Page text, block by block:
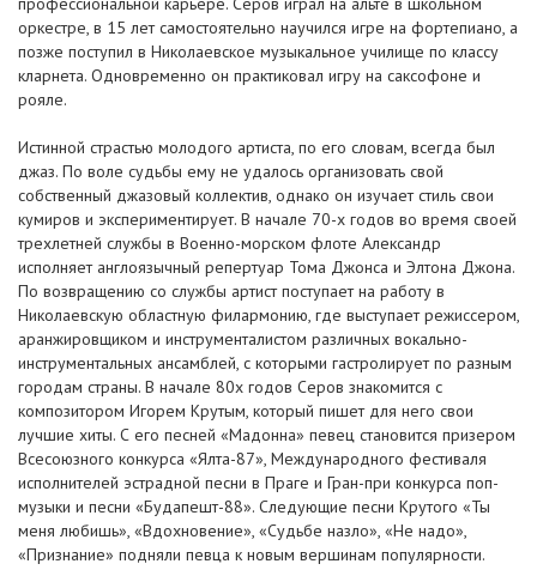
оркестре, в 15 лет самостоятельно научился игре на фортепиано, а
позже поступил в Николаевское музыкальное училище по классу
кларнета. Одновременно он практиковал игру на саксофоне и
рояле.
Истинной страстью молодого артиста, по его словам, всегда был
джаз. По воле судьбы ему не удалось организовать свой
собственный джазовый коллектив, однако он изучает стиль свои
кумиров и экспериментирует. В начале 70-х годов во время своей
трехлетней службы в Военно-морском флоте Александр
исполняет англоязычный репертуар Тома Джонса и Элтона Джона.
По возвращению со службы артист поступает на работу в
Николаевскую областную филармонию, где выступает режиссером,
аранжировщиком и инструменталистом различных вокально-
инструментальных ансамблей, с которыми гастролирует по разным
городам страны. В начале 80х годов Серов знакомится с
композитором Игорем Крутым, который пишет для него свои
лучшие хиты. С его песней «Мадонна» певец становится призером
Всесоюзного конкурса «Ялта-87», Международного фестиваля
исполнителей эстрадной песни в Праге и Гран-при конкурса поп-
музыки и песни «Будапешт-88». Следующие песни Крутого «Ты
меня любишь», «Вдохновение», «Судьбе назло», «Нe надо»,
«Признание» подняли певца к новым вершинам популярности.